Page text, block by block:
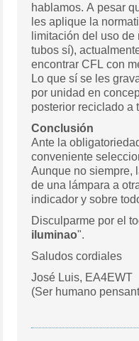
hablamos. A pesar
les aplique la
limitación del uso
tubos sí),
encontrar CFL con
Lo que sí se les
por unidad en
posterior reciclado a
Conclusión
Ante la
conveniente
Aunque no siempre,
de una lámpara a
indicador y sobre
Disculparme por el
iluminao".
Saludos cordiales
José Luis, EA4EWT
(Ser humano